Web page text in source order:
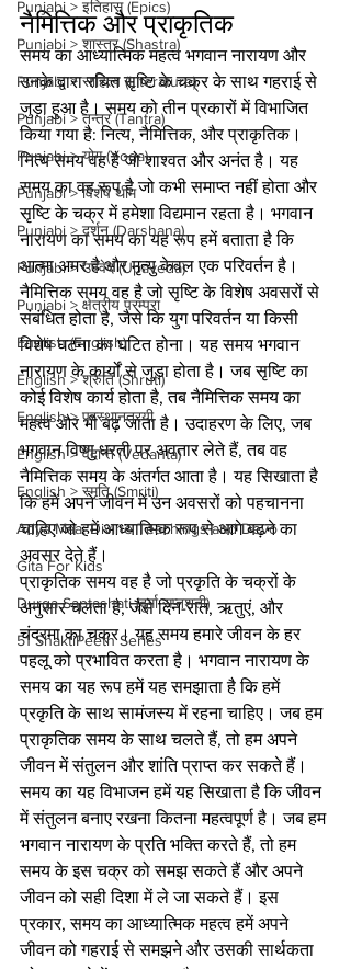
Punjabi > इतिहास (Epics)
Punjabi > शास्त्र (Shastra)
Punjabi > साहित्य (Literature)
Punjabi > तन्त्र (Tantra)
Punjabi > योग (Yoga)
Punjabi > विशेष थीम
Punjabi > दर्शन (Darshana)
Punjabi > उपवेद (Upaveda)
Punjabi > क्षेत्रीय परम्परा
English (English)
English > श्रुति (Shruti)
English > प्रस्थानत्रयी
English > वेदान्त (Vedanta)
English > स्मृति (Smriti)
Adya Maa: Divine Teachings and Devo
Gita For Kids
Durga Saptashati (दुर्गा सप्तशती)
51 ShaktiPeeth Series
नैमित्तिक और प्राकृतिक
समय का आध्यात्मिक महत्व भगवान नारायण और
उनके द्वारा रचित सृष्टि के चक्र के साथ गहराई से
जुड़ा हुआ है। समय को तीन प्रकारों में विभाजित
किया गया है: नित्य, नैमित्तिक, और प्राकृतिक।
नित्य समय वह है जो शाश्वत और अनंत है। यह
समय का वह रूप है जो कभी समाप्त नहीं होता और
सृष्टि के चक्र में हमेशा विद्यमान रहता है। भगवान
नारायण का समय का यह रूप हमें बताता है कि
आत्मा अमर है और मृत्यु केवल एक परिवर्तन है।
नैमित्तिक समय वह है जो सृष्टि के विशेष अवसरों से
संबंधित होता है, जैसे कि युग परिवर्तन या किसी
विशेष घटना का घटित होना। यह समय भगवान
नारायण के कार्यों से जुड़ा होता है। जब सृष्टि का
कोई विशेष कार्य होता है, तब नैमित्तिक समय का
महत्व और भी बढ़ जाता है। उदाहरण के लिए, जब
भगवान विष्णु धरती पर अवतार लेते हैं, तब वह
नैमित्तिक समय के अंतर्गत आता है। यह सिखाता है
कि हमें अपने जीवन में उन अवसरों को पहचानना
चाहिए जो हमें आध्यात्मिक रूप से आगे बढ़ने का
अवसर देते हैं।
प्राकृतिक समय वह है जो प्रकृति के चक्रों के
अनुसार चलता है, जैसे दिन-रात, ऋतुएं, और
चंद्रमा का चक्र। यह समय हमारे जीवन के हर
पहलू को प्रभावित करता है। भगवान नारायण के
समय का यह रूप हमें यह समझाता है कि हमें
प्रकृति के साथ सामंजस्य में रहना चाहिए। जब हम
प्राकृतिक समय के साथ चलते हैं, तो हम अपने
जीवन में संतुलन और शांति प्राप्त कर सकते हैं।
समय का यह विभाजन हमें यह सिखाता है कि जीवन
में संतुलन बनाए रखना कितना महत्वपूर्ण है। जब हम
भगवान नारायण के प्रति भक्ति करते हैं, तो हम
समय के इस चक्र को समझ सकते हैं और अपने
जीवन को सही दिशा में ले जा सकते हैं। इस
प्रकार, समय का आध्यात्मिक महत्व हमें अपने
जीवन को गहराई से समझने और उसकी सार्थकता